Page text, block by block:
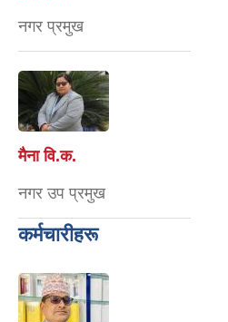
नगर प्रमुख
मैना वि‍.क.
नगर उप प्रमुख
कर्मचारीहरू